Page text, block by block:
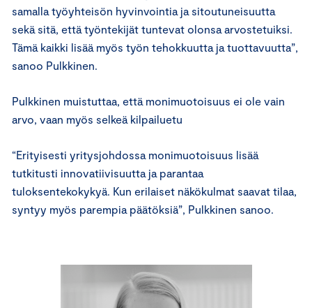
samalla työyhteisön hyvinvointia ja sitoutuneisuutta
sekä sitä, että työntekijät tuntevat olonsa arvostetuiksi.
Tämä kaikki lisää myös työn tehokkuutta ja tuottavuutta”,
sanoo Pulkkinen.
Pulkkinen muistuttaa, että monimuotoisuus ei ole vain
arvo, vaan myös selkeä kilpailuetu
“Erityisesti yritysjohdossa monimuotoisuus lisää
tutkitusti innovatiivisuutta ja parantaa
tuloksentekokykyä. Kun erilaiset näkökulmat saavat tilaa,
syntyy myös parempia päätöksiä”, Pulkkinen sanoo.